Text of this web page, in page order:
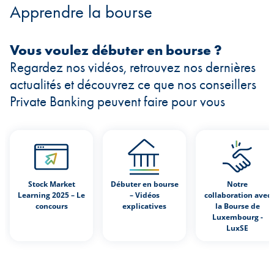
Apprendre la bourse
Vous voulez débuter en bourse ?
Regardez nos vidéos, retrouvez nos dernières
actualités et découvrez ce que nos conseillers
Private Banking peuvent faire pour vous
Stock Market
Learning 2025 – Le
concours
Débuter en bourse
– Vidéos
explicatives
Notre
collaboration avec
la Bourse de
Luxembourg -
LuxSE